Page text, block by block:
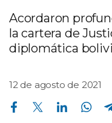
Acordaron
la cartera de
diplomática
12 de agosto de 2021
Compartir en Facebook Compartir en Twitter Compartir en Linkedin Compartir en Whatsapp